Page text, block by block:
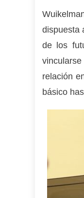
dispuesta
de los
relación
básico